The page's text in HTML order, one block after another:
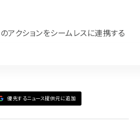
アクションをシームレスに連携する
優先するニュース提供元に追加